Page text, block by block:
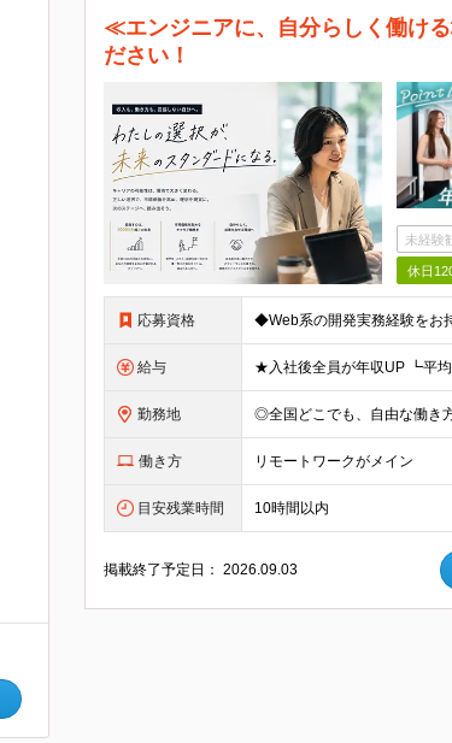
≪エンジニアに、自分らしく働け
ださい！
未経験
休日
応募資格
給与
勤務地
働き方 リモートワークがメイン
目安残業時間 10時間以内
掲載終了予定日：2026.09.03